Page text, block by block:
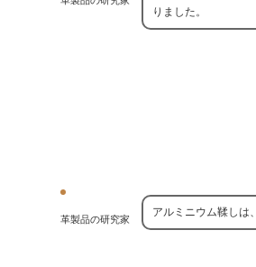
りました。
革製品の研究家
アルミニウム鞣しは